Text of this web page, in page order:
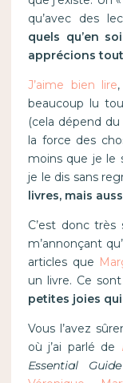
qu’avec des
quels qu’en
apprécions
J’aime bien lire
beaucoup lu
(cela dépend
la force des
moins que je le
je le dis sans
livres, mais
C’est donc
m’annonçant
articles que
un livre. Ce
petites joies
Vous l’avez
où j’ai parlé de
Essential